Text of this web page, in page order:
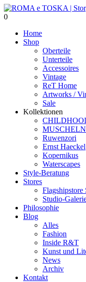
0
Home
Shop
Oberteile
Unterteile
Accessoires
Vintage
ReT Home
Artworks /
Sale
Kollektionen
Ruwenzori
Ernst Haeckel
Kopernikus
Waterscapes
Style-Beratung
Stores
Flagshipstore
Studio-
Philosophie
Blog
Alles
Fashion
Inside R&T
Kunst und
News
Archiv
Kontakt